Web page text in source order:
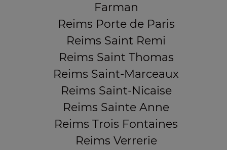
Farman
Reims Porte de Paris
Reims Saint Remi
Reims Saint Thomas
Reims Saint-Marceaux
Reims Saint-Nicaise
Reims Sainte Anne
Reims Trois Fontaines
Reims Verrerie